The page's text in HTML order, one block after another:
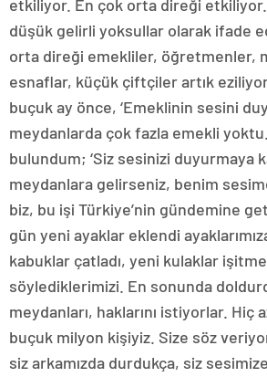
etkiliyor. En çok orta direği
düşük gelirli yoksullar olarak ifade
orta direği emekliler, öğretmenler,
esnaflar, küçük çiftçiler artık
buçuk ay önce, ‘Emeklinin sesini
meydanlarda çok fazla emekli
bulundum; ‘Siz sesinizi duyurmaya
meydanlara gelirseniz, benim
biz, bu işi Türkiye’nin gündemine
gün yeni ayaklar eklendi
kabuklar çatladı, yeni kulaklar
söylediklerimizi. En sonunda
meydanları, haklarını istiyorlar. Hiç
buçuk milyon kişiyiz. Size söz
siz arkamızda durdukça, siz